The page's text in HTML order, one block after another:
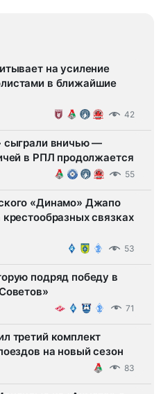
на усиление
в ближайшие
42
сыграли вничью —
в РПЛ продолжается
55
«Динамо» Джапо
связках
53
подряд победу в
71
третий комплект
на новый сезон
83